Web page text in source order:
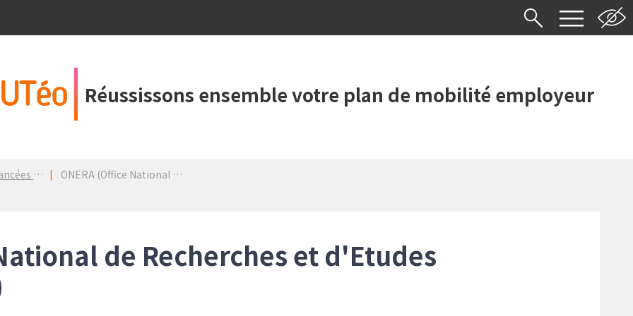
Réussissons ensemble votre plan de mobilité employeur
un PDM ONERA (Office National de Recherches et d'Etudes Aéronautiques)
de Recherches et d'Etudes